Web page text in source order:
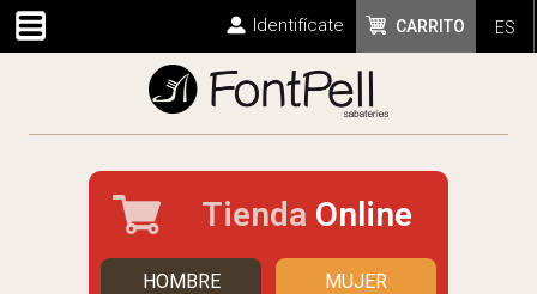
ES
CARRITO
Identifícate
Tienda Online
HOMBRE MUJER